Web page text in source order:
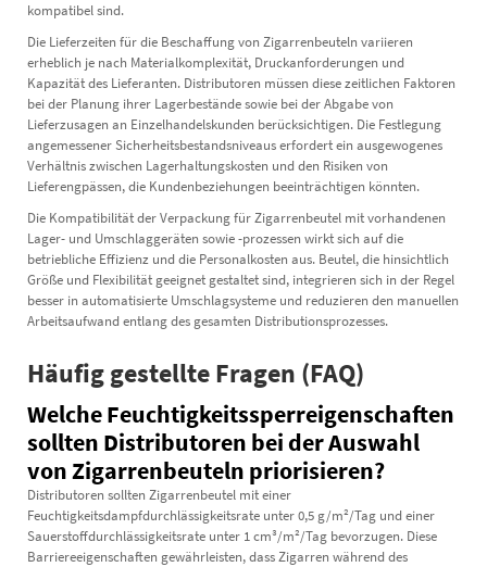
kompatibel sind.
Die Lieferzeiten für die Beschaffung von Zigarrenbeuteln variieren
erheblich je nach Materialkomplexität, Druckanforderungen und
Kapazität des Lieferanten. Distributoren müssen diese zeitlichen Faktoren
bei der Planung ihrer Lagerbestände sowie bei der Abgabe von
Lieferzusagen an Einzelhandelskunden berücksichtigen. Die Festlegung
angemessener Sicherheitsbestandsniveaus erfordert ein ausgewogenes
Verhältnis zwischen Lagerhaltungskosten und den Risiken von
Lieferengpässen, die Kundenbeziehungen beeinträchtigen könnten.
Die Kompatibilität der Verpackung für Zigarrenbeutel mit vorhandenen
Lager- und Umschlaggeräten sowie -prozessen wirkt sich auf die
betriebliche Effizienz und die Personalkosten aus. Beutel, die hinsichtlich
Größe und Flexibilität geeignet gestaltet sind, integrieren sich in der Regel
besser in automatisierte Umschlagsysteme und reduzieren den manuellen
Arbeitsaufwand entlang des gesamten Distributionsprozesses.
Häufig gestellte Fragen (FAQ)
Welche Feuchtigkeitssperreigenschaften
sollten Distributoren bei der Auswahl
von Zigarrenbeuteln priorisieren?
Distributoren sollten Zigarrenbeutel mit einer
Feuchtigkeitsdampfdurchlässigkeitsrate unter 0,5 g/m²/Tag und einer
Sauerstoffdurchlässigkeitsrate unter 1 cm³/m²/Tag bevorzugen. Diese
Barriereeigenschaften gewährleisten, dass Zigarren während des